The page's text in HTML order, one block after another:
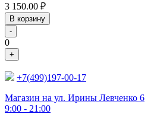
3 150.00 ₽
В корзину
-
0
+
+7(499)197-00-17
Магазин на ул. Ирины Левченко 6
9:00 - 21:00